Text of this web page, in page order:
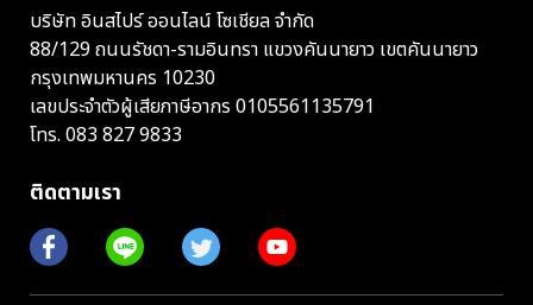
บริษัท อินสไปร์ ออนไลน์ โซเชียล จำกัด
88/129 ถนนรัชดา-รามอินทรา แขวงคันนายาว เขตคันนายาว
กรุงเทพมหานคร 10230
เลขประจำตัวผู้เสียภาษีอากร 0105561135791
โทร. 083 827 9833
ติดตามเรา